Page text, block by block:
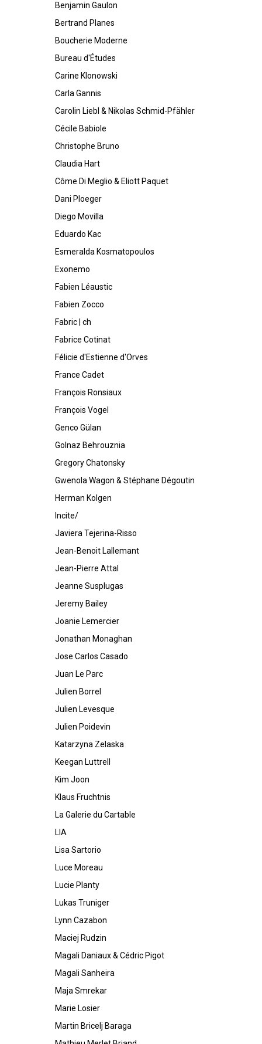
Benjamin Gaulon
Bertrand Planes
Boucherie Moderne
Bureau d'Études
Carine Klonowski
Carla Gannis
Carolin Liebl & Nikolas Schmid-Pfähler
Cécile Babiole
Christophe Bruno
Claudia Hart
Côme Di Meglio & Eliott Paquet
Dani Ploeger
Diego Movilla
Eduardo Kac
Esmeralda Kosmatopoulos
Exonemo
Fabien Léaustic
Fabien Zocco
Fabric | ch
Fabrice Cotinat
Félicie d'Estienne d'Orves
France Cadet
François Ronsiaux
François Vogel
Genco Gülan
Golnaz Behrouznia
Gregory Chatonsky
Gwenola Wagon & Stéphane Dégoutin
Herman Kolgen
Incite/
Javiera Tejerina-Risso
Jean-Benoit Lallemant
Jean-Pierre Attal
Jeanne Susplugas
Jeremy Bailey
Joanie Lemercier
Jonathan Monaghan
Jose Carlos Casado
Juan Le Parc
Julien Borrel
Julien Levesque
Julien Poidevin
Katarzyna Zelaska
Keegan Luttrell
Kim Joon
Klaus Fruchtnis
La Galerie du Cartable
LIA
Lisa Sartorio
Luce Moreau
Lucie Planty
Lukas Truniger
Lynn Cazabon
Maciej Rudzin
Magali Daniaux & Cédric Pigot
Magali Sanheira
Maja Smrekar
Marie Losier
Martin Bricelj Baraga